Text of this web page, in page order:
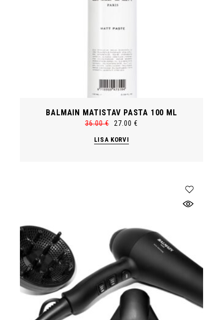
BALMAIN MATISTAV PASTA 100 ML
36.00€
Algne
oli:
36.00 €.
27.00€
Current
27.00 €.
LISA KORVI